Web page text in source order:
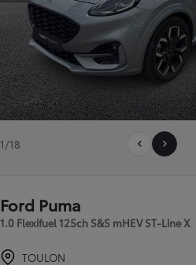
1/18
Ford Puma
1.0 Flexifuel 125ch S&S mHEV ST-Line X
TOULON